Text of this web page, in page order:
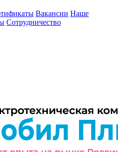
Вакансии Наше
Сотрудничество